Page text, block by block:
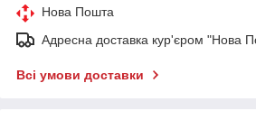
Нова Пошта
Адресна доставка кур'єром "Нова
Всі умови доставки